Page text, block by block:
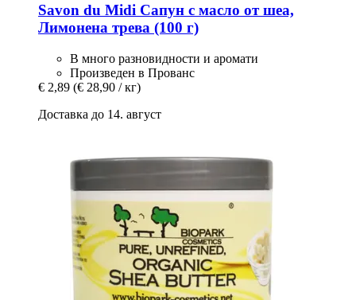
Savon du Midi Сапун с масло от шеа,
Лимонена трева (100 г)
В много разновидности и аромати
Произведен в Прованс
€ 2,89 (€ 28,90 / кг)
Доставка до 14. август